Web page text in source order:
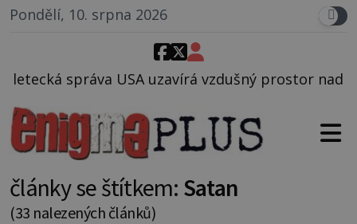
Pondělí, 10. srpna 2026
vzdušný prostor nad Oblastí 51, mohlo to
články se štítkem: Satan
(33 nalezených článků)